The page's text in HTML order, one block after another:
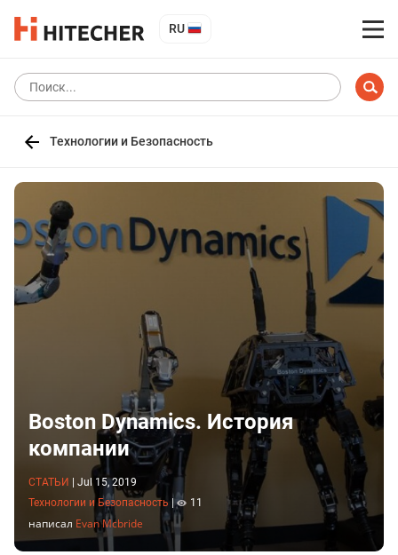
RU
Технологии и Безопасность
Boston Dynamics. История
компании
СТАТЬИ
Jul 15, 2019
Технологии и Безопасность
11
написал Evan Mcbride